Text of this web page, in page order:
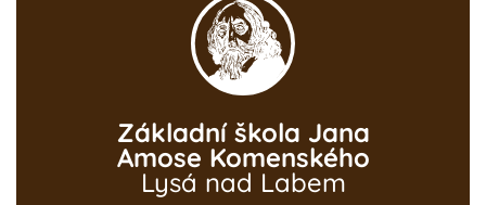
Základní škola Jana
Amose Komenského
Lysá nad Labem